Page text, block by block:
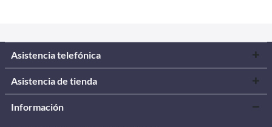
Asistencia telefónica
Asistencia de tienda
Información